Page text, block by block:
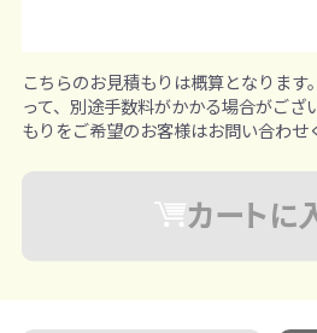
こちらのお見積もりは概算となります
って、別途手数料がかかる場合がござ
もりをご希望のお客様はお問い合わせ
カートに